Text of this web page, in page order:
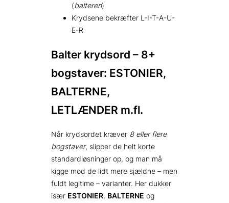
(balteren)
Krydsene bekræfter L-I-T-A-U-
E-R
Balter krydsord – 8+
bogstaver: ESTONIER,
BALTERNE,
LETLÆNDER m.fl.
Når krydsordet kræver 8 eller flere
bogstaver, slipper de helt korte
standardløsninger op, og man må
kigge mod de lidt mere sjældne – men
fuldt legitime – varianter. Her dukker
især ESTONIER, BALTERNE og